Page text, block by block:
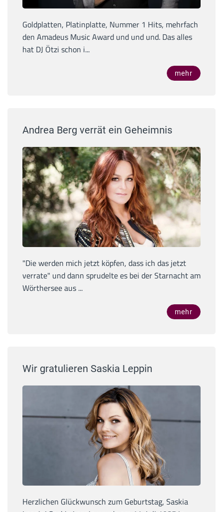
Goldplatten, Platinplatte, Nummer 1 Hits, mehrfach
den Amadeus Music Award und und und. Das alles
hat DJ Ötzi schon i...
mehr
Andrea Berg verrät ein Geheimnis
"Die werden mich jetzt köpfen, dass ich das jetzt
verrate" und dann sprudelte es bei der Starnacht am
Wörthersee aus ...
mehr
Wir gratulieren Saskia Leppin
Herzlichen Glückwunsch zum Geburtstag, Saskia